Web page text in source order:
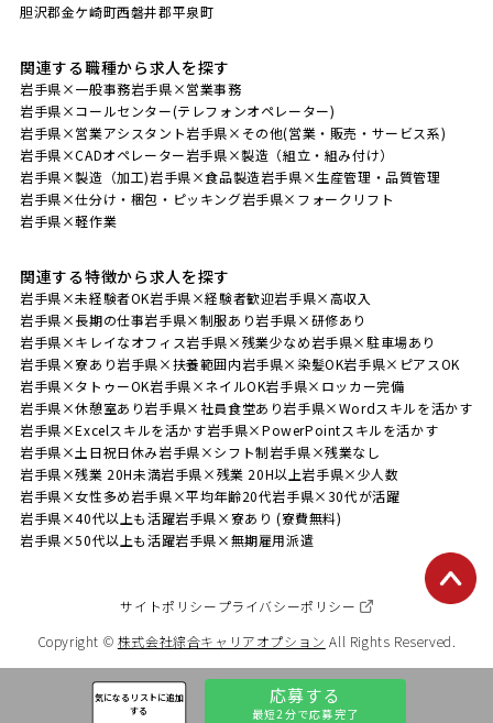
応募する
最短2分で応募完了
気になるリストに追加
する
胆沢郡金ケ崎町西磐井郡平泉町
関連する職種から求人を探す
岩手県×一般事務岩手県×営業事務
岩手県×コールセンター(テレフォンオペレーター)
岩手県×営業アシスタント岩手県×その他(営業・販売・サービス系)
岩手県×CADオペレーター岩手県×製造（組立・組み付け）
岩手県×製造（加工)岩手県×食品製造岩手県×生産管理・品質管理
岩手県×仕分け・梱包・ピッキング岩手県×フォークリフト
岩手県×軽作業
関連する特徴から求人を探す
岩手県×未経験者OK岩手県×経験者歓迎岩手県×高収入
岩手県×長期の仕事岩手県×制服あり岩手県×研修あり
岩手県×キレイなオフィス岩手県×残業少なめ岩手県×駐車場あり
岩手県×寮あり岩手県×扶養範囲内岩手県×染髪OK岩手県×ピアスOK
岩手県×タトゥーOK岩手県×ネイルOK岩手県×ロッカー完備
岩手県×休憩室あり岩手県×社員食堂あり岩手県×Wordスキルを活かす
岩手県×Excelスキルを活かす岩手県×PowerPointスキルを活かす
岩手県×土日祝日休み岩手県×シフト制岩手県×残業なし
岩手県×残業 20H未満岩手県×残業 20H以上岩手県×少人数
岩手県×女性多め岩手県×平均年齢20代岩手県×30代が活躍
岩手県×40代以上も活躍岩手県×寮あり (寮費無料)
岩手県×50代以上も活躍岩手県×無期雇用派遣
サイトポリシープライバシーポリシー
Copyright © 株式会社綜合キャリアオプション All Rights Reserved.